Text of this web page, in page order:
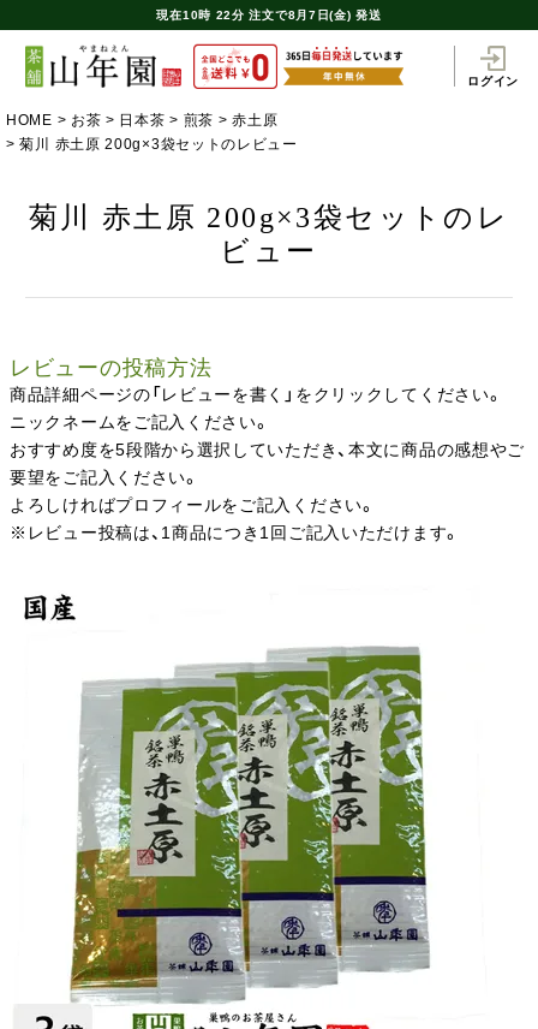
現在10時 22分 注文で8月7日(金) 発送
ログイン
HOME お茶 日本茶 煎茶
赤土原
菊川 赤土原 200g×3袋セットのレビュー
菊川 赤土原 200g×3袋セットのレ
ビュー
レビューの投稿方法
商品詳細ページの「レビューを書く」をクリックしてください。
ニックネームをご記入ください。
おすすめ度を5段階から選択していただき、本文に商品の感想やご
要望をご記入ください。
よろしければプロフィールをご記入ください。
※レビュー投稿は、1商品につき1回ご記入いただけます。